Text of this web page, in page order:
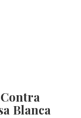
Blanca